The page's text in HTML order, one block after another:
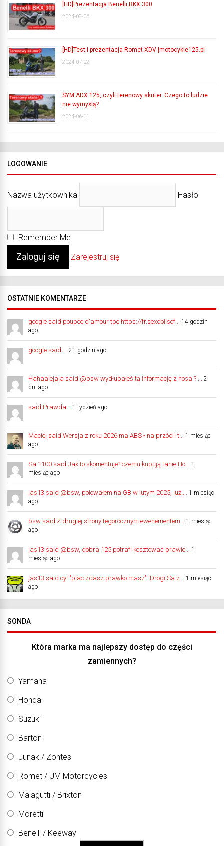
[HD]Prezentacja Benelli BKX 300
2024-08-06
[HD]Test i prezentacja Romet XDV |motocykle125.pl
2024-07-02
SYM ADX 125, czyli terenowy skuter. Czego to ludzie
nie wymyślą?
2024-06-11
LOGOWANIE
Nazwa użytkownika Hasło
Remember Me
Zarejestruj się
OSTATNIE KOMENTARZE
google said poupée d'amour tpe https://fr.sexdollsof...
14 godzin
ago
google said ... 21 godzin ago
Hahaalejaja said @bsw wydłubałeś tą informację z nosa ? ...
2
dni ago
said Prawda... 1 tydzień ago
Maciej said Wersja z roku 2026 ma ABS - na przód i t...
1 miesiąc
ago
Sa 1100 said Jak to skomentuje? czemu kupują tanie Ho...
1
miesiąc ago
jas13 said @bsw, polowałem na GB w lutym 2025, już ...
1 miesiąc
ago
bsw said Z drugiej strony tegorocznym ewenementem...
1 miesiąc
ago
jas13 said @bsw, dobra 125 potrafi kosztować prawie...
1
miesiąc ago
jas13 said cyt."plac zdasz prawko masz". Drogi Sa z...
1 miesiąc
ago
SONDA
Która marka ma najlepszy dostęp do części
zamiennych?
Yamaha
Honda
Suzuki
Barton
Junak / Zontes
Romet / UM Motorcycles
Malagutti / Brixton
Moretti
Benelli / Keeway